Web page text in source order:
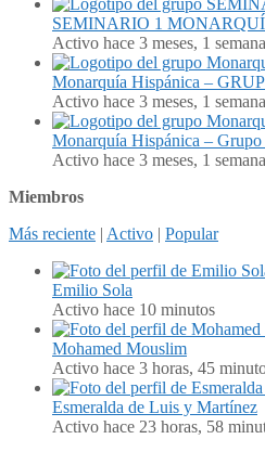
SEMINARIO 1
Activo hace 3 meses, 1 semana
Monarquía Hispánica –
Activo hace 3 meses, 1 semana
Monarquía Hispánica –
Activo hace 3 meses, 1 semana
Miembros
Más reciente | Activo | Popular
Emilio Sola
Activo hace 10 minutos
Mohamed Mouslim
Activo hace 3 horas, 45
Esmeralda de Luis y Martínez
Activo hace 23 horas, 58